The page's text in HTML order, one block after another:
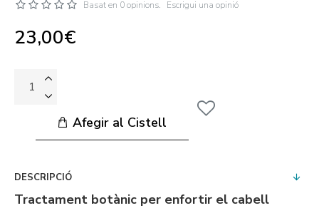
Basat en 0 opinions. Escrigui una opinió
23,00€
Afegir al Cistell
DESCRIPCIÓ
Tractament botànic per enfortir el cabell